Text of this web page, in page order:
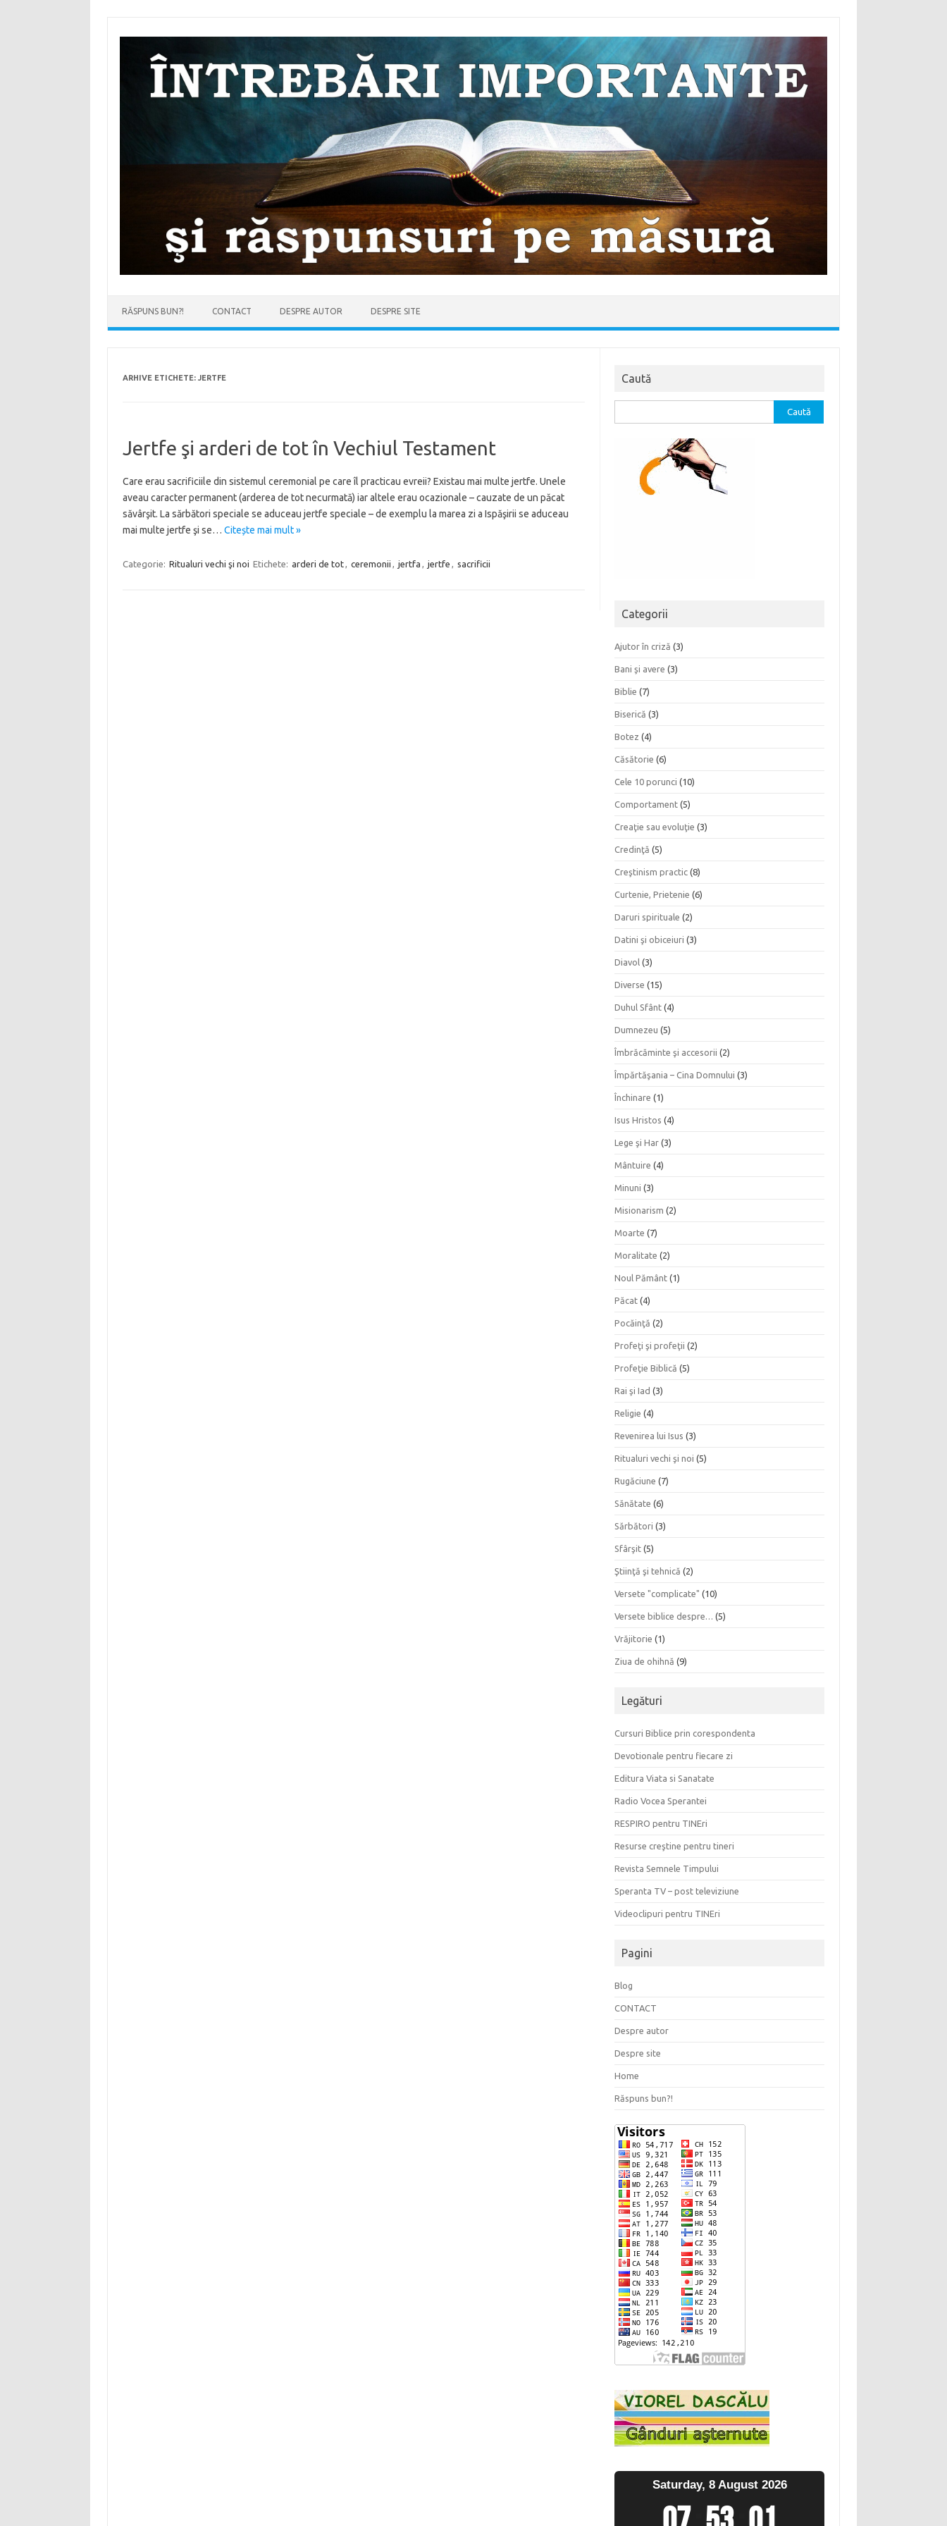
RĂSPUNS BUN?! CONTACT DESPRE AUTOR DESPRE SITE
ARHIVE ETICHETE: JERTFE
Jertfe şi arderi de tot în Vechiul Testament
Care erau sacrificiile din sistemul ceremonial pe care îl practicau evreii? Existau mai multe jertfe. Unele
aveau caracter permanent (arderea de tot necurmată) iar altele erau ocazionale – cauzate de un păcat
săvârşit. La sărbători speciale se aduceau jertfe speciale – de exemplu la marea zi a Ispăşirii se aduceau
mai multe jertfe şi se… Citește mai mult »
Categorie: Ritualuri vechi şi noi Etichete: arderi de tot, ceremonii , jertfa , jertfe , sacrificii
Caută
după:
Categorii
Ajutor în criză (3)
Bani şi avere (3)
Biblie (7)
Biserică (3)
Botez (4)
Căsătorie (6)
Cele 10 porunci (10)
Comportament (5)
Creaţie sau evoluţie (3)
Credinţă (5)
Creştinism practic (8)
Curtenie, Prietenie (6)
Daruri spirituale (2)
Datini şi obiceiuri (3)
Diavol (3)
Diverse (15)
Duhul Sfânt (4)
Dumnezeu (5)
Îmbrăcăminte şi accesorii (2)
Împărtăşania – Cina Domnului (3)
Închinare (1)
Isus Hristos (4)
Lege şi Har (3)
Mântuire (4)
Minuni (3)
Misionarism (2)
Moarte (7)
Moralitate (2)
Noul Pământ (1)
Păcat (4)
Pocăinţă (2)
Profeţi şi profeţii (2)
Profeţie Biblică (5)
Rai şi Iad (3)
Religie (4)
Revenirea lui Isus (3)
Ritualuri vechi şi noi (5)
Rugăciune (7)
Sănătate (6)
Sărbători (3)
Sfârşit (5)
Ştiinţă şi tehnică (2)
Versete "complicate" (10)
Versete biblice despre… (5)
Vrăjitorie (1)
Ziua de ohihnă (9)
Legături
Cursuri Biblice prin corespondenta
Devotionale pentru fiecare zi
Editura Viata si Sanatate
Radio Vocea Sperantei
RESPIRO pentru TINEri
Resurse creştine pentru tineri
Revista Semnele Timpului
Speranta TV – post televiziune
Videoclipuri pentru TINEri
Pagini
Blog
CONTACT
Despre autor
Despre site
Home
Răspuns bun?!
Saturday, 8 August 2026